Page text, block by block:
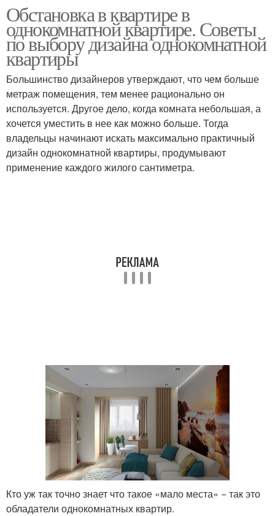
Обстановка в квартире в
однокомнатной квартире. Советы
по выбору дизайна однокомнатной
квартиры
Большинство дизайнеров утверждают, что чем больше
метраж помещения, тем менее рационально он
используется. Другое дело, когда комната небольшая, а
хочется уместить в нее как можно больше. Тогда
владельцы начинают искать максимально практичный
дизайн однокомнатной квартиры, продумывают
применение каждого жилого сантиметра.
Кто уж так точно знает что такое «мало места» − так это
обладатели однокомнатных квартир.